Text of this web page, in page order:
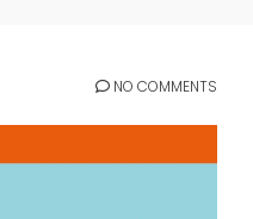
NO COMMENTS